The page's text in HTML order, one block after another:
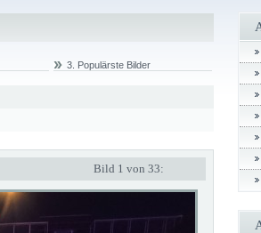
3. Populärste Bilder
Bild 1 von 33: